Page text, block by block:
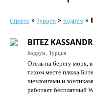
Календарь туров
Цены дня
Страны
Как купить
Страны » Турция » Бодрум »
BITEZ
Бодрум, Турция
Отель на берегу моря,
тихом месте пляжа
шезлонгами и
работает бесплатный